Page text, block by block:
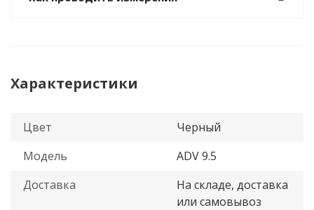
Характеристики
Цвет
Черный
Модель
ADV 9.5
Доставка
На складе, доставка
или самовывоз